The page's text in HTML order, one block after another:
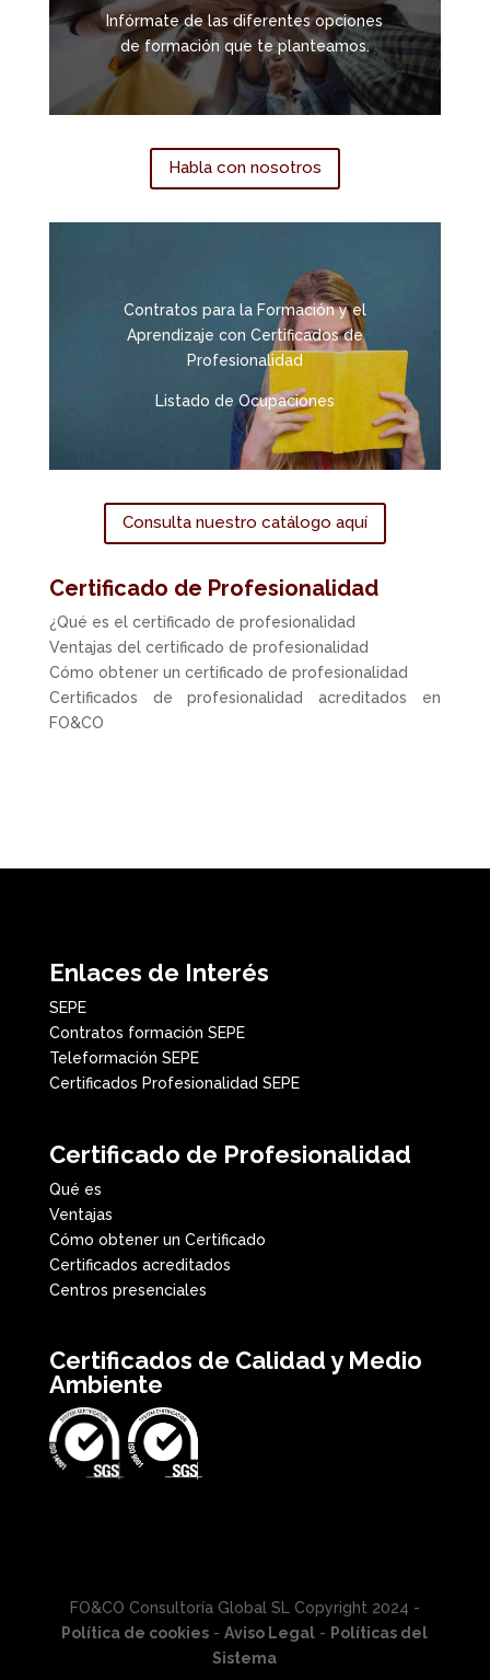
Infórmate de las diferentes opciones
de formación que te planteamos.
Habla con nosotros
Contratos para la Formación y el
Aprendizaje con Certificados de
Profesionalidad
Listado de Ocupaciones
Consulta nuestro catálogo aquí
Certificado de Profesionalidad
¿Qué es el certificado de profesionalidad
Ventajas del certificado de profesionalidad
Cómo obtener un certificado de profesionalidad
Certificados de profesionalidad acreditados en
FO&CO
Enlaces de Interés
SEPE
Contratos formación SEPE
Teleformación SEPE
Certificados Profesionalidad SEPE
Certificado de Profesionalidad
Qué es
Ventajas
Cómo obtener un Certificado
Certificados acreditados
Centros presenciales
Certificados de Calidad y Medio
Ambiente
FO&CO Consultoría Global SL Copyright 2024 -
Política de cookies -Aviso Legal - Políticas del
Sistema